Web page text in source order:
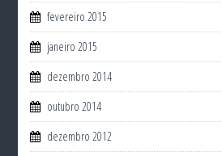
fevereiro 2015
janeiro 2015
dezembro 2014
outubro 2014
dezembro 2012